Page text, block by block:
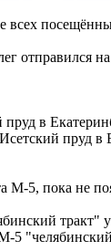
отправился
пруд в
M-5, пока не
5